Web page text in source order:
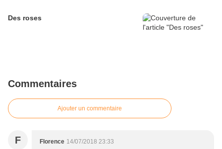
Des roses
Commentaires
Ajouter un commentaire
F Florence 14/07/2018 23:33